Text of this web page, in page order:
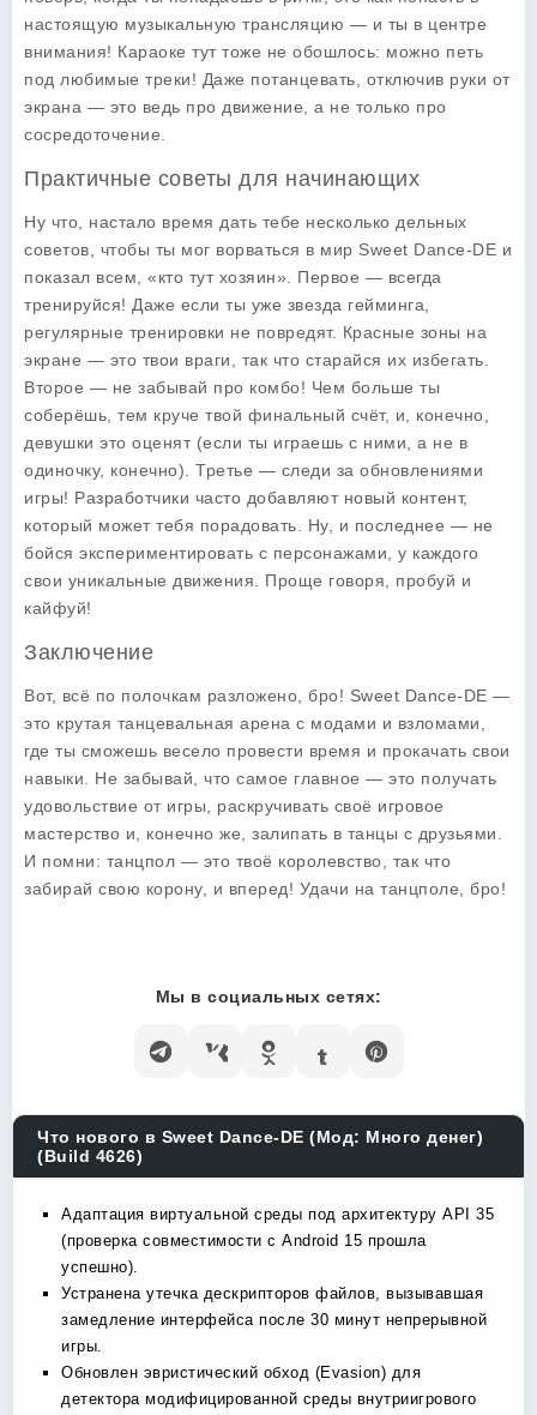
настоящую музыкальную трансляцию — и ты в центре
внимания! Караоке тут тоже не обошлось: можно петь
под любимые треки! Даже потанцевать, отключив руки от
экрана — это ведь про движение, а не только про
сосредоточение.
Практичные советы для начинающих
Ну что, настало время дать тебе несколько дельных
советов, чтобы ты мог ворваться в мир Sweet Dance-DE и
показал всем, «кто тут хозяин». Первое — всегда
тренируйся! Даже если ты уже звезда гейминга,
регулярные тренировки не повредят. Красные зоны на
экране — это твои враги, так что старайся их избегать.
Второе — не забывай про комбо! Чем больше ты
соберёшь, тем круче твой финальный счёт, и, конечно,
девушки это оценят (если ты играешь с ними, а не в
одиночку, конечно). Третье — следи за обновлениями
игры! Разработчики часто добавляют новый контент,
который может тебя порадовать. Ну, и последнее — не
бойся экспериментировать с персонажами, у каждого
свои уникальные движения. Проще говоря, пробуй и
кайфуй!
Заключение
Вот, всё по полочкам разложено, бро! Sweet Dance-DE —
это крутая танцевальная арена с модами и взломами,
где ты сможешь весело провести время и прокачать свои
навыки. Не забывай, что самое главное — это получать
удовольствие от игры, раскручивать своё игровое
мастерство и, конечно же, залипать в танцы с друзьями.
И помни: танцпол — это твоё королевство, так что
забирай свою корону, и вперед! Удачи на танцполе, бро!
Мы в социальных сетях:
Что нового в Sweet Dance-DE (Мод: Много денег)
(Build 4626)
Адаптация виртуальной среды под архитектуру API 35
(проверка совместимости с Android 15 прошла
успешно).
Устранена утечка дескрипторов файлов, вызывавшая
замедление интерфейса после 30 минут непрерывной
игры.
Обновлен эвристический обход (Evasion) для
детектора модифицированной среды внутриигрового